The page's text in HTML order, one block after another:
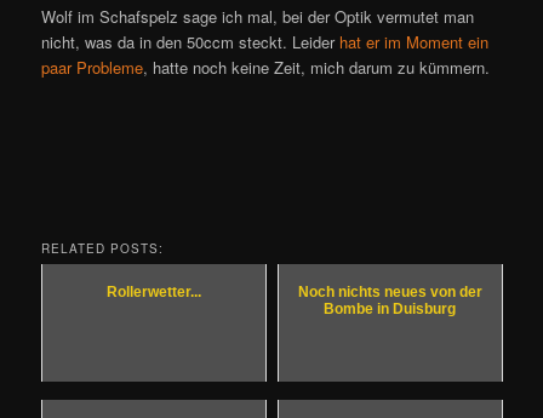
Wolf im Schafspelz sage ich mal, bei der Optik vermutet man
nicht, was da in den 50ccm steckt. Leider hat er im Moment ein
paar Probleme, hatte noch keine Zeit, mich darum zu kümmern.
RELATED POSTS:
Rollerwetter...
Noch nichts neues von der
Bombe in Duisburg